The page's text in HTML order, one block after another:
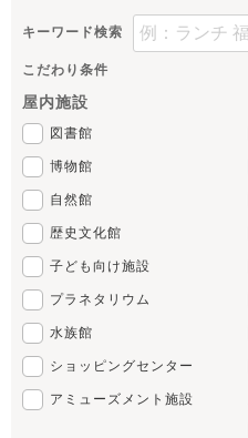
キーワード検索
こだわり条件
屋内施設
図書館
博物館
自然館
歴史文化館
子ども向け施設
プラネタリウム
水族館
ショッピングセンター
アミューズメント施設